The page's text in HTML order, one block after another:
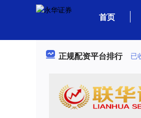
首页
正规配资平台排行 已